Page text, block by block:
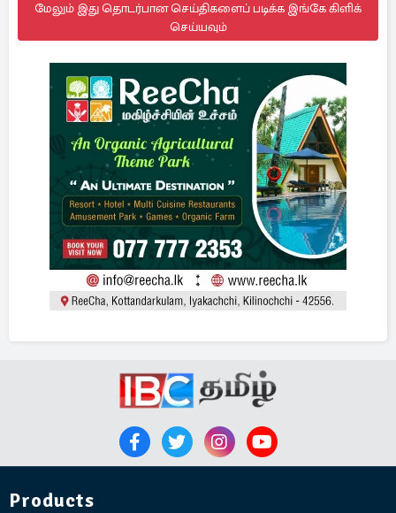
மேலும் இது தொடர்பான செய்திகளைப் படிக்க இங்கே கிளிக்
செய்யவும்
Products